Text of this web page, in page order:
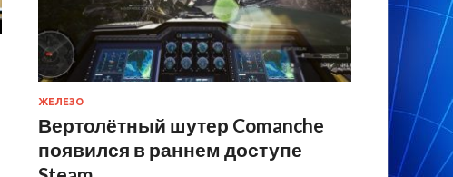
ЖЕЛЕЗО
Вертолётный шутер Comanche
появился в раннем доступе